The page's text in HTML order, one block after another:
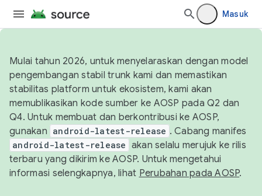
Masuk
Mulai tahun 2026, untuk menyelaraskan dengan model
pengembangan stabil trunk kami dan memastikan
stabilitas platform untuk ekosistem, kami akan
memublikasikan kode sumber ke AOSP pada Q2 dan
Q4. Untuk membuat dan berkontribusi ke AOSP,
gunakan android-latest-release . Cabang manifes
android-latest-release akan selalu merujuk ke rilis
terbaru yang dikirim ke AOSP. Untuk mengetahui
informasi selengkapnya, lihat Perubahan pada AOSP.